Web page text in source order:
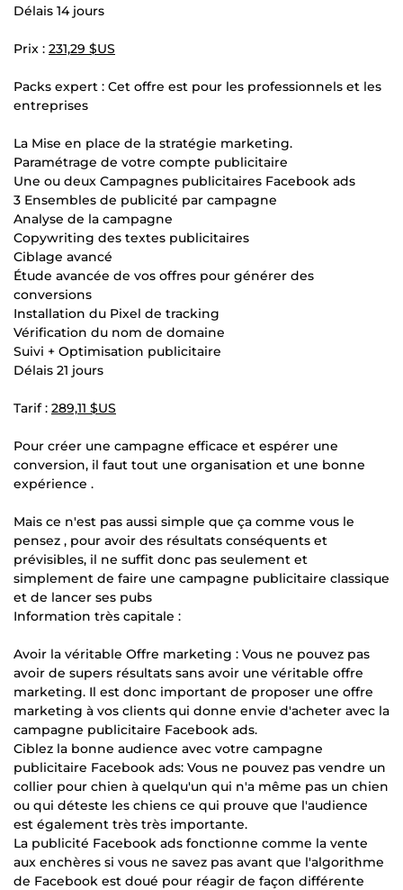
Délais 14 jours
Prix : 231,29 $US
Packs expert : Cet offre est pour les professionnels et les
entreprises
La Mise en place de la stratégie marketing.
Paramétrage de votre compte publicitaire
Une ou deux Campagnes publicitaires Facebook ads
3 Ensembles de publicité par campagne
Analyse de la campagne
Copywriting des textes publicitaires
Ciblage avancé
Étude avancée de vos offres pour générer des
conversions
Installation du Pixel de tracking
Vérification du nom de domaine
Suivi + Optimisation publicitaire
Délais 21 jours
Tarif : 289,11 $US
Pour créer une campagne efficace et espérer une
conversion, il faut tout une organisation et une bonne
expérience .
Mais ce n'est pas aussi simple que ça comme vous le
pensez , pour avoir des résultats conséquents et
prévisibles, il ne suffit donc pas seulement et
simplement de faire une campagne publicitaire classique
et de lancer ses pubs
Information très capitale :
Avoir la véritable Offre marketing : Vous ne pouvez pas
avoir de supers résultats sans avoir une véritable offre
marketing. Il est donc important de proposer une offre
marketing à vos clients qui donne envie d'acheter avec la
campagne publicitaire Facebook ads.
Ciblez la bonne audience avec votre campagne
publicitaire Facebook ads: Vous ne pouvez pas vendre un
collier pour chien à quelqu'un qui n'a même pas un chien
ou qui déteste les chiens ce qui prouve que l'audience
est également très très importante.
La publicité Facebook ads fonctionne comme la vente
aux enchères si vous ne savez pas avant que l'algorithme
de Facebook est doué pour réagir de façon différente